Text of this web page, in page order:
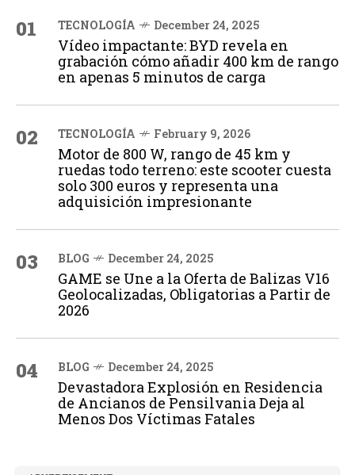
01 TECNOLOGÍA December 24, 2025
Vídeo impactante: BYD revela en
grabación cómo añadir 400 km de rango
en apenas 5 minutos de carga
02 TECNOLOGÍA February 9, 2026
Motor de 800 W, rango de 45 km y
ruedas todo terreno: este scooter cuesta
solo 300 euros y representa una
adquisición impresionante
03 BLOG December 24, 2025
GAME se Une a la Oferta de Balizas V16
Geolocalizadas, Obligatorias a Partir de
2026
04 BLOG December 24, 2025
Devastadora Explosión en Residencia
de Ancianos de Pensilvania Deja al
Menos Dos Víctimas Fatales